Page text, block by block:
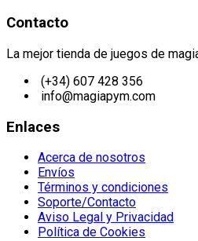
Contacto
La mejor tienda de juegos de
(+34) 607 428 356
info@magiapym.com
Enlaces
Acerca de nosotros
Envíos
Términos y condiciones
Soporte/Contacto
Aviso Legal y Privacidad
Política de Cookies